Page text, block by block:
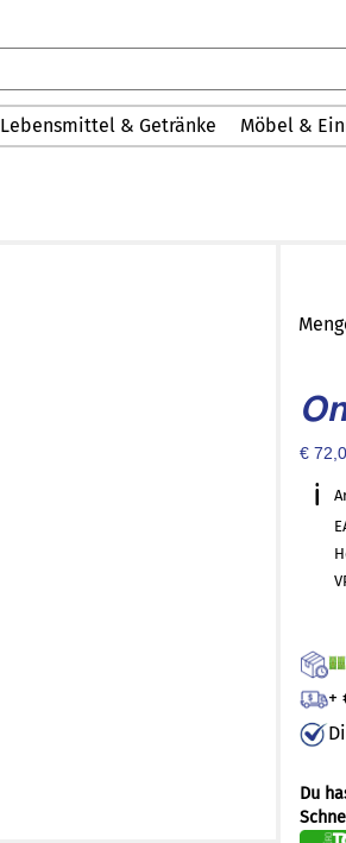
Lebensmittel & Getränke Möbel &
€
+
Du